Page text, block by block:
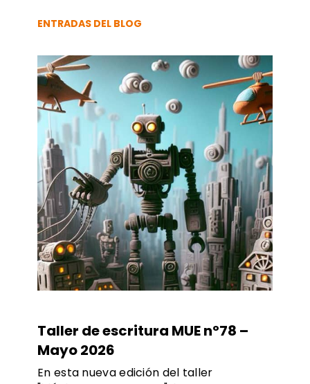
ENTRADAS DEL BLOG
Taller de escritura MUE nº78 –
Mayo 2026
En esta nueva edición del taller